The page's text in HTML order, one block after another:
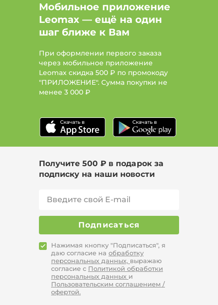
Мобильное приложение
Leomax — ещё на один
шаг ближе к Вам
При оформлении первого заказа
через мобильное приложение
Leomax скидка 500 ₽ по промокоду
"ПРИЛОЖЕНИЕ". Сумма покупки не
менее 3 000 ₽
Получите 500 ₽ в подарок за
подписку на наши новости
Подписаться
Нажимая кнопку "Подписаться", я
даю согласие на обработку
персональных данных, выражаю
согласие с Политикой обработки
персональных данных и
Пользовательским соглашением /
офертой.